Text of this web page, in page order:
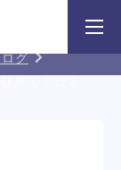
オープンキャンパス
グ
見てくださ